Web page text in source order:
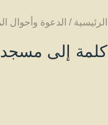
الرئيسية / الدعوة وأحوال
كلمة إلى